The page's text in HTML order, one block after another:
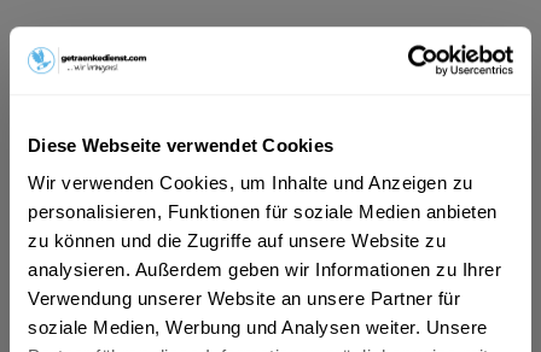
Diese Webseite verwendet Cookies
Wir verwenden Cookies, um Inhalte und Anzeigen zu
personalisieren, Funktionen für soziale Medien anbieten
zu können und die Zugriffe auf unsere Website zu
analysieren. Außerdem geben wir Informationen zu Ihrer
Verwendung unserer Website an unsere Partner für
soziale Medien, Werbung und Analysen weiter. Unsere
ab 14,69 € *
Inhalt: 10 Liter (1,47 € * / 1 Liter)
MEHRWEG
+3,10 € Pfand
In denWarenkorb
Artikel-Nr.:
35126
Verfügbar in: